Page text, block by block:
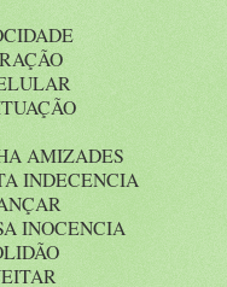
AMIZADES
INDECENCIA
INOCENCIA